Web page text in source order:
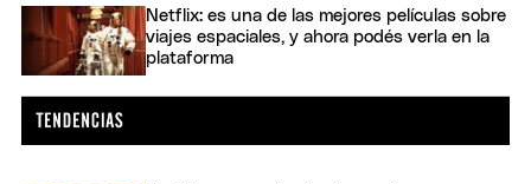
Netflix: es una de las mejores películas sobre
viajes espaciales, y ahora podés verla en la
plataforma